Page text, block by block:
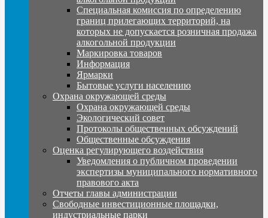
Специальная комиссия по определению
границ прилегающих территорий, на
которых не допускается розничная продажа
алкогольной продукции
Маркировка товаров
Информация
Ярмарки
Бытовые услуги населению
Охрана окружающей среды
Охрана окружающей среды
Экологический совет
Протоколы общественных обсуждений
Общественные обсуждения
Оценка регулирующего воздействия
Уведомления о публичном проведении
экспертизы муниципального нормативного
правового акта
Отчеты главы администрации
Свободные инвестиционные площадки,
индустриальные парки